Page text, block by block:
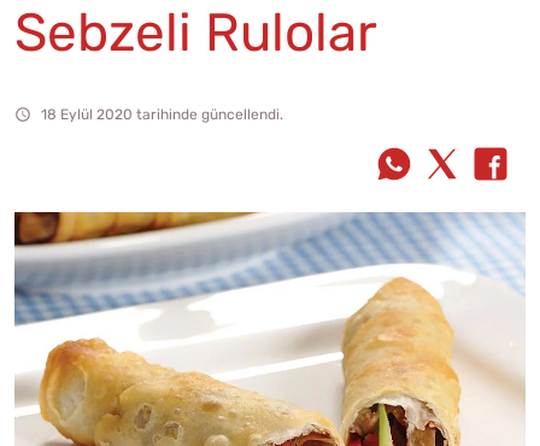
Sebzeli Rulolar
18 Eylül 2020 tarihinde güncellendi.